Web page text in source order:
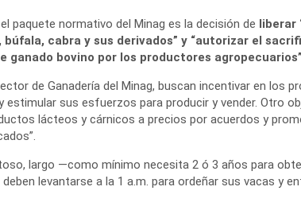
paquete normativo del Minag es la decisión de liberar
cabra y sus derivados” y “autorizar el
ganado bovino por los productores
de Ganadería del Minag, buscan incentivar en los
sus esfuerzos para producir y vender. Otro
lácteos y cárnicos a precios por acuerdos y
largo —como mínimo necesita 2 ó 3 años para
levantarse a la 1 a.m. para ordeñar sus vacas y